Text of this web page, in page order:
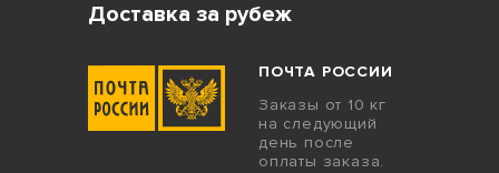
Доставка за рубеж
ПОЧТА РОССИИ
Заказы от 10 кг
на следующий
день после
оплаты заказа.